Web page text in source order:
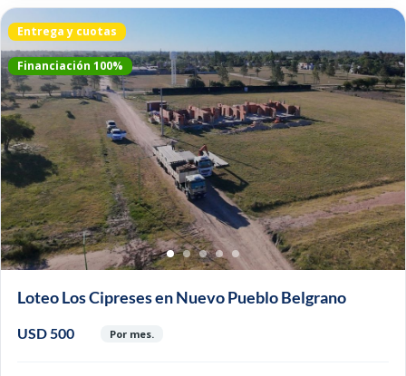
Entrega y cuotas
Financiación 100%
Loteo Los Cipreses en Nuevo Pueblo Belgrano
USD 500 Por mes.